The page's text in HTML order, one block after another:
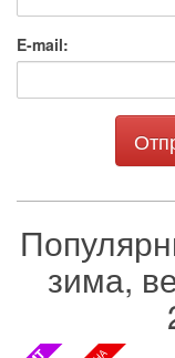
E-mail:
зима,